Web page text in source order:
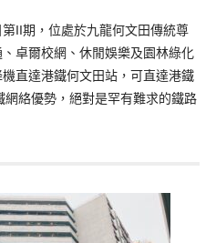
II期，位處於九龍何文田傳統尊
卓爾校網、休閒娛樂及園林綠化
直達港鐵何文田站，可直達港鐵
絡優勢，絕對是罕有難求的鐵路